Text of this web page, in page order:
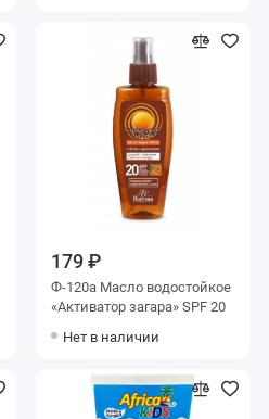
179 ₽
Ф-120а Масло водостойкое
«Активатор загара» SPF 20
Нет в наличии